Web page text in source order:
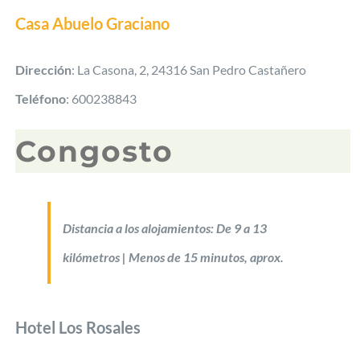
Casa Abuelo Graciano
Dirección: La Casona, 2, 24316 San Pedro Castañero
Teléfono: 600238843
Congosto
Distancia a los alojamientos: De 9 a 13
kilómetros | Menos de 15 minutos, aprox.
Hotel Los Rosales